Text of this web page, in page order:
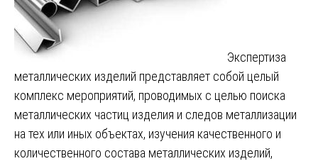
Экспертиза
металлических изделий представляет собой целый
комплекс мероприятий, проводимых с целью поиска
металлических частиц изделия и следов металлизации
на тех или иных объектах, изучения качественного и
количественного состава металлических изделий,